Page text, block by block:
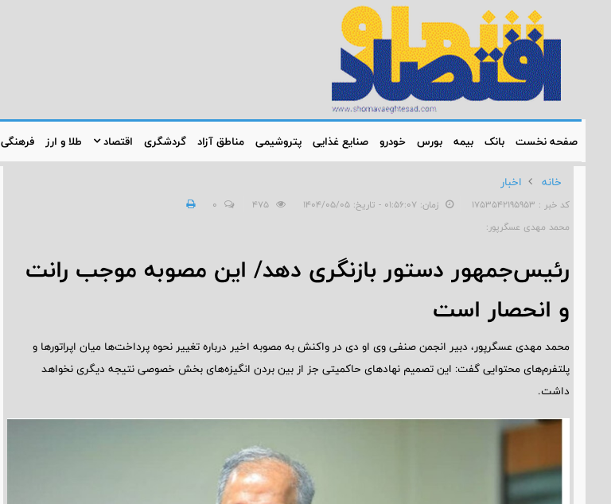
صفحه نخست بانک بیمه بورس خودرو صنایع غذایی پتروشیمی مناطق آزاد گردشگری اقتصاد طلا و ارز فرهنگی
خانه اخبار
کد خبر : 1753542195953 زمان: ۰۱:۵۶:۰۷ - تاریخ: ۱۴۰۴/۰۵/۰۵
0
محمد مهدی عسگرپور:
رئیس‌جمهور دستور بازنگری دهد/ این مصوبه موجب رانت
و انحصار است
محمد مهدی عسگرپور، دبیر انجمن صنفی وی او دی‌ در واکنش به مصوبه اخیر درباره تغییر نحوه پرداخت‌ها میان اپراتورها و
پلتفرم‌های محتوایی گفت: این تصمیم نهادهای حاکمیتی جز از بین بردن انگیزه‌های بخش خصوصی نتیجه دیگری نخواهد
داشت.